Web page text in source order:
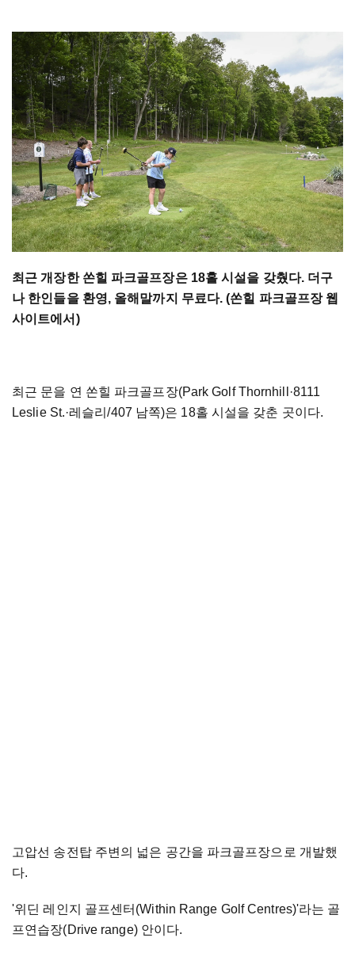
최근 개장한 쏜힐 파크골프장은 18홀 시설을 갖췄다. 더구
나 한인들을 환영, 올해말까지 무료다. (쏜힐 파크골프장 웹
사이트에서)
최근 문을 연 쏜힐 파크골프장(Park Golf Thornhill ·8111
Leslie St.·레슬리/407 남쪽)은 18홀 시설을 갖춘 곳이다.
고압선 송전탑 주변의 넓은 공간을 파크골프장으로 개발했
다.
'위딘 레인지 골프센터(Within Range Golf Centres)'라는 골
프연습장(Drive range) 안이다.